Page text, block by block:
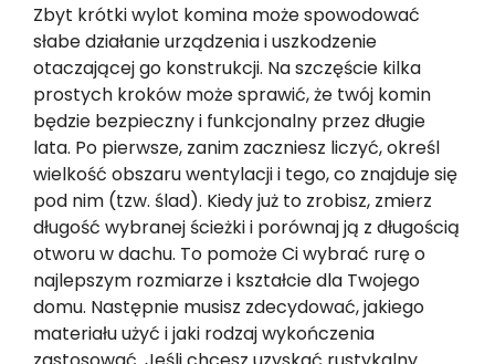
Zbyt krótki wylot komina może spowodować
słabe działanie urządzenia i uszkodzenie
otaczającej go konstrukcji. Na szczęście kilka
prostych kroków może sprawić, że twój komin
będzie bezpieczny i funkcjonalny przez długie
lata. Po pierwsze, zanim zaczniesz liczyć, określ
wielkość obszaru wentylacji i tego, co znajduje się
pod nim (tzw. ślad). Kiedy już to zrobisz, zmierz
długość wybranej ścieżki i porównaj ją z długością
otworu w dachu. To pomoże Ci wybrać rurę o
najlepszym rozmiarze i kształcie dla Twojego
domu. Następnie musisz zdecydować, jakiego
materiału użyć i jaki rodzaj wykończenia